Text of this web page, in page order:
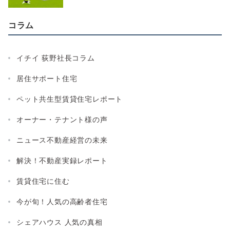
コラム
イチイ 荻野社長コラム
居住サポート住宅
ペット共生型賃貸住宅レポート
オーナー・テナント様の声
ニュース不動産経営の未来
解決！不動産実録レポート
賃貸住宅に住む
今が旬！人気の高齢者住宅
シェアハウス 人気の真相